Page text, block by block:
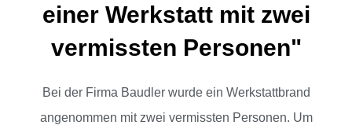
einer Werkstatt mit zwei
vermissten Personen"
Bei der Firma Baudler wurde ein Werkstattbrand
angenommen mit zwei vermissten Personen. Um